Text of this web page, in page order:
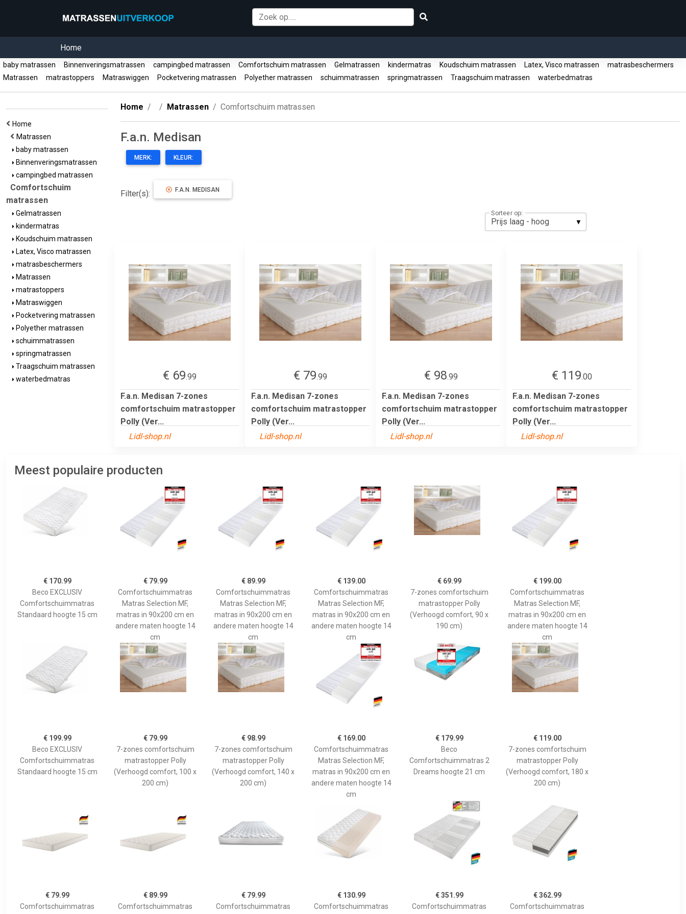
Home
baby matrassen Binnenveringsmatrassen campingbed matrassen Comfortschuim matrassen Gelmatrassen kindermatras Koudschuim matrassen Latex, Visco matrassen
matrasbeschermers
Matrassen
matrastoppers Matraswiggen Pocketvering matrassen Polyether matrassen schuimmatrassen springmatrassen Traagschuim matrassen waterbedmatras
Home
Matrassen
baby matrassen
Binnenveringsmatrassen
campingbed matrassen
Comfortschuim
matrassen
Gelmatrassen
kindermatras
Koudschuim matrassen
Latex, Visco matrassen
matrasbeschermers
Matrassen
matrastoppers
Matraswiggen
Pocketvering matrassen
Polyether matrassen
schuimmatrassen
springmatrassen
Traagschuim matrassen
waterbedmatras
Home Matrassen Comfortschuim matrassen
F.a.n. Medisan
MERK: KLEUR:
Filter(s): F.A.N. MEDISAN
Sorteer op:
€ 69.99
F.a.n. Medisan 7-zones
comfortschuim matrastopper
Polly (Ver...
Lidl-shop.nl
€ 79.99
F.a.n. Medisan 7-zones
comfortschuim matrastopper
Polly (Ver...
Lidl-shop.nl
€ 98.99
F.a.n. Medisan 7-zones
comfortschuim matrastopper
Polly (Ver...
Lidl-shop.nl
€ 119.00
F.a.n. Medisan 7-zones
comfortschuim matrastopper
Polly (Ver...
Lidl-shop.nl
Meest populaire producten
€ 170.99
Beco EXCLUSIV
Comfortschuimmatras
Standaard hoogte 15 cm
€ 79.99
Comfortschuimmatras
Matras Selection MF,
matras in 90x200 cm en
andere maten hoogte 14
cm
€ 89.99
Comfortschuimmatras
Matras Selection MF,
matras in 90x200 cm en
andere maten hoogte 14
cm
€ 139.00
Comfortschuimmatras
Matras Selection MF,
matras in 90x200 cm en
andere maten hoogte 14
cm
€ 69.99
7-zones comfortschuim
matrastopper Polly
(Verhoogd comfort, 90 x
190 cm)
€ 199.00
Comfortschuimmatras
Matras Selection MF,
matras in 90x200 cm en
andere maten hoogte 14
cm
€ 199.99
Beco EXCLUSIV
Comfortschuimmatras
Standaard hoogte 15 cm
€ 79.99
7-zones comfortschuim
matrastopper Polly
(Verhoogd comfort, 100 x
200 cm)
€ 98.99
7-zones comfortschuim
matrastopper Polly
(Verhoogd comfort, 140 x
200 cm)
€ 169.00
Comfortschuimmatras
Matras Selection MF,
matras in 90x200 cm en
andere maten hoogte 14
cm
€ 179.99
Beco
Comfortschuimmatras 2
Dreams hoogte 21 cm
€ 119.00
7-zones comfortschuim
matrastopper Polly
(Verhoogd comfort, 180 x
200 cm)
€ 79.99
Comfortschuimmatras
€ 89.99
Comfortschuimmatras
€ 79.99
Comfortschuimmatras
€ 130.99
Comfortschuimmatras
€ 351.99
Comfortschuimmatras
€ 362.99
Comfortschuimmatras